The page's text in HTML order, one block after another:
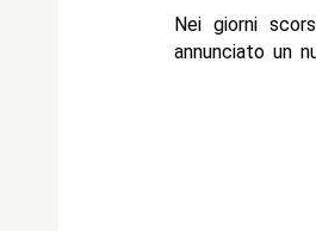
Nei giorni
annunciato un